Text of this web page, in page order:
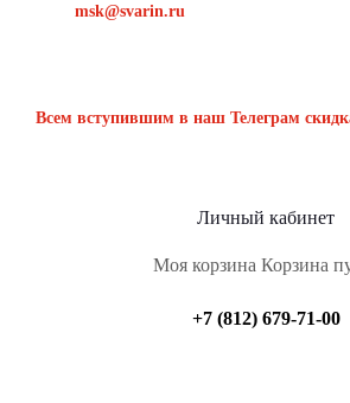
msk@svarin.ru
Всем вступившим в наш Телеграм
Личный кабинет
Моя корзина Корзина
+7 (812) 679-71-00